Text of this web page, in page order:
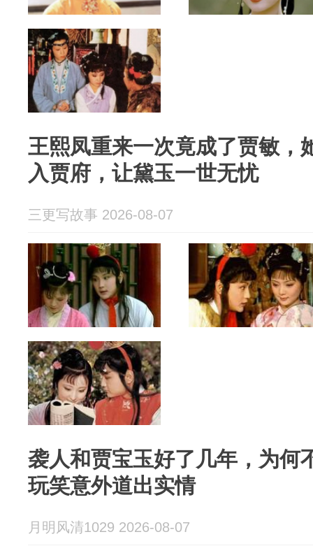
王熙凤重来一次竟成了贾敏，
入贾府，让黛玉一世无忧
三更写故事 2026-08-07
袭人和贾宝玉好了几年，为何
玩笑意外道出实情
月明风清1029 2026-08-07